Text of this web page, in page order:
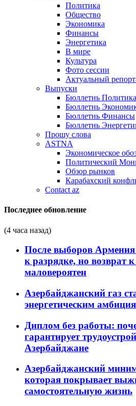
Политика
Общество
Экономика
Финансы
Энергетика
В мире
Культура
Фото сессии
Актуальный
Выпуски
Бюллетнь Политика
Бюллетнь
Бюллетнь Финансы
Бюллетнь
Прошу слова
ASTNA
Экономическое
Политический
Обзор рынков
Карабахский
Contact az
Последнее обновление
(4 часа назад)
После выборов
к разрядке, но возврат
маловероятен
Азербайджанский газ
энергетическим
Диплом без работы:
гарантирует
Азербайджане
Азербайджанский
которая покрывает
самостоятельную жизнь